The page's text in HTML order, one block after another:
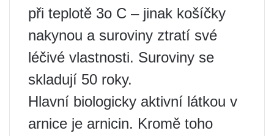
při teplotě 3o C – jinak košíčky
nakynou a suroviny ztratí své
léčivé vlastnosti. Suroviny se
skladují 50 roky.
Hlavní biologicky aktivní látkou v
arnice je arnicin. Kromě toho